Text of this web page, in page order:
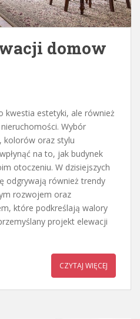
domow
kwestia estetyki, ale również
Wybór
kolorów oraz stylu
na to, jak budynek
otoczeniu. W dzisiejszych
odgrywają również trendy
rozwojem oraz
które podkreślają walory
projekt elewacji
CZYTAJ WIĘCEJ